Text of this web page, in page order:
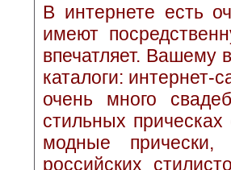
В интернете есть
имеют
впечатляет. Вашему
каталоги:
очень много
стильных
модные
российских